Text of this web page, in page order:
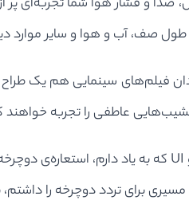
طول صف، آب و هوا و سایر موارد
برای تردد دوچرخه را